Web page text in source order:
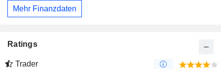
Mehr Finanzdaten
Ratings
Trader